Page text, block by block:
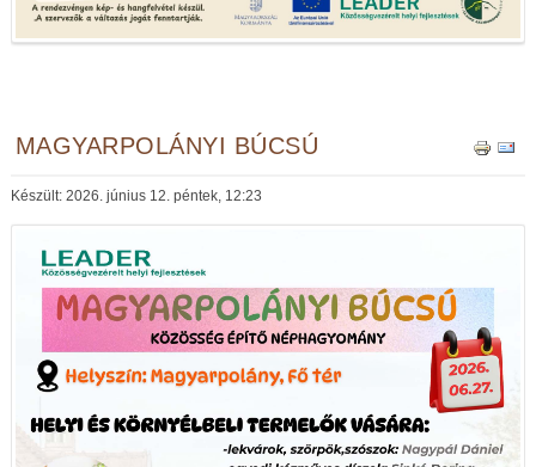
MAGYARPOLÁNYI BÚCSÚ
Készült: 2026. június 12. péntek, 12:23